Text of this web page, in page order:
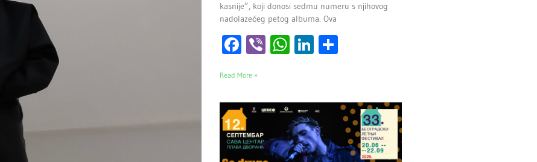
kasnije”, koji donosi sedmu numeru s njihovog
nadolazećeg petog albuma. Ova
Facebook
ViberWhatsApp
LinkedIn
Read More »